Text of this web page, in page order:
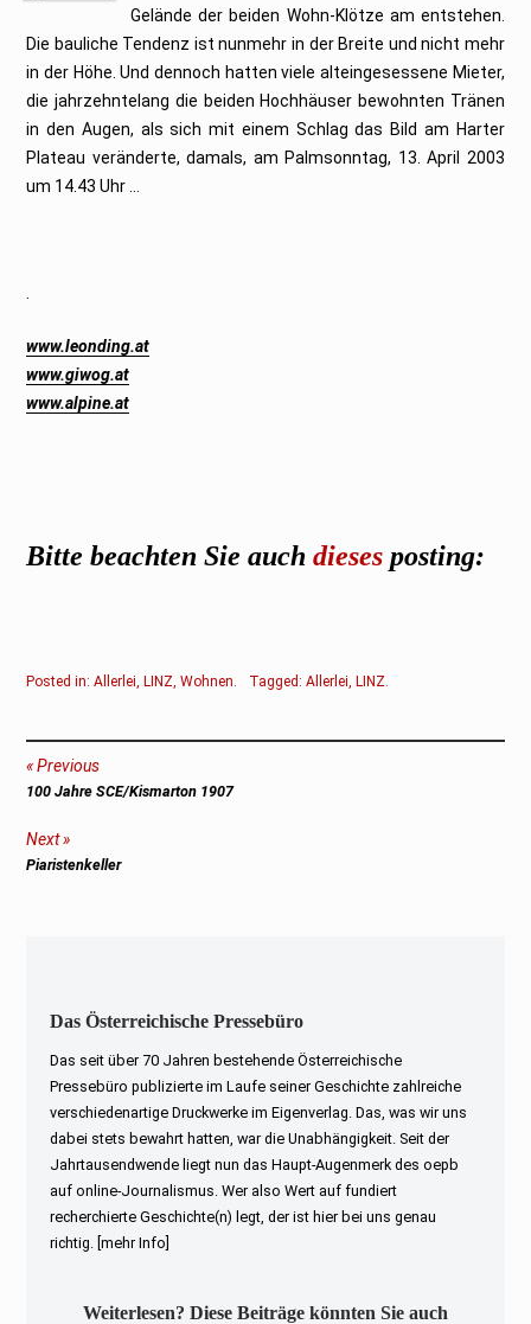
Gelände der beiden Wohn-Klötze am entstehen.
Die bauliche Tendenz ist nunmehr in der Breite und nicht mehr
in der Höhe. Und dennoch hatten viele alteingesessene Mieter,
die jahrzehntelang die beiden Hochhäuser bewohnten Tränen
in den Augen, als sich mit einem Schlag das Bild am Harter
Plateau veränderte, damals, am Palmsonntag, 13. April 2003
um 14.43 Uhr …
www.leonding.at
www.giwog.at
www.alpine.at
Bitte beachten Sie auchdiesesposting:
Posted in:Allerlei,LINZ,Wohnen. Tagged:Allerlei,LINZ.
Beitragsnavigation
Previous
Previous
100 Jahre SCE/Kismarton 1907
Next
Next
Piaristenkeller
Das Österreichische Pressebüro
Das seit über 70 Jahren bestehende Österreichische
Pressebüro publizierte im Laufe seiner Geschichte zahlreiche
verschiedenartige Druckwerke im Eigenverlag. Das, was wir uns
dabei stets bewahrt hatten, war die Unabhängigkeit. Seit der
Jahrtausendwende liegt nun das Haupt-Augenmerk des oepb
auf online-Journalismus. Wer also Wert auf fundiert
recherchierte Geschichte(n) legt, der ist hier bei uns genau
richtig.
[mehr Info]
Weiterlesen? Diese Beiträge könnten Sie auch